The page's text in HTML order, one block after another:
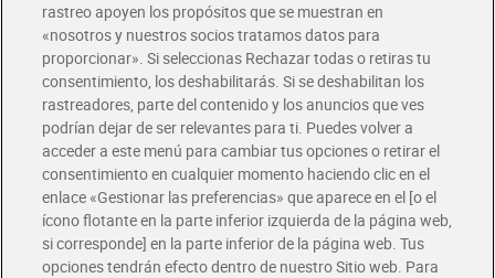
Barritas de galleta salted
caramel Kit Kat 99 g
1,85 € (18,69 €/KILO)
Añadir
Bombones de chocolate
cuore Nestlé Caja Roja 24 g
1,59 € (66,25 €/KILO)
Añadir
rastreo apoyen los propósitos que se muestran en
«nosotros y nuestros socios tratamos datos para
proporcionar». Si seleccionas Rechazar todas o retiras tu
consentimiento, los deshabilitarás. Si se deshabilitan los
rastreadores, parte del contenido y los anuncios que ves
podrían dejar de ser relevantes para ti. Puedes volver a
acceder a este menú para cambiar tus opciones o retirar el
consentimiento en cualquier momento haciendo clic en el
enlace «Gestionar las preferencias» que aparece en el [o el
ícono flotante en la parte inferior izquierda de la página web,
si corresponde] en la parte inferior de la página web. Tus
opciones tendrán efecto dentro de nuestro Sitio web. Para